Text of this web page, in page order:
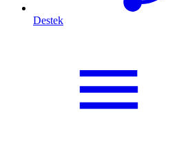
Destek